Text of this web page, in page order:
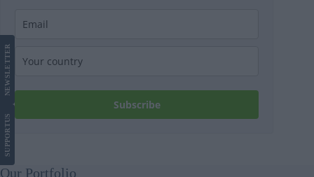
Subscribe
SUPPORT
US
NEWS
LETTER
Our Portfolio